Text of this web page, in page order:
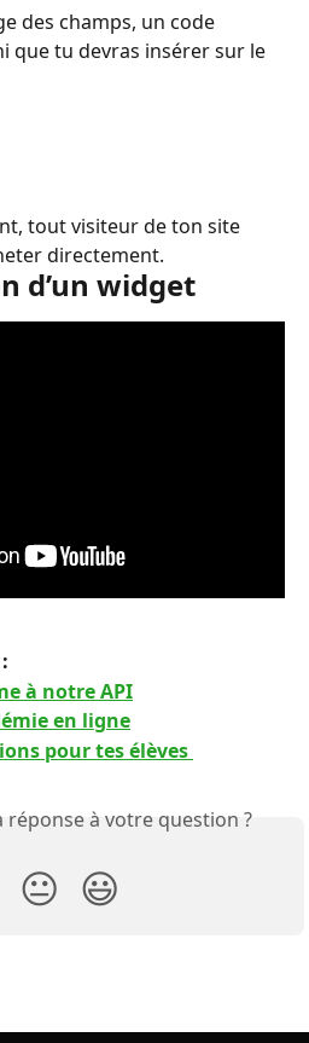
des champs, un code
que tu devras insérer sur le
tout visiteur de ton site
directement.
d’un widget
à notre API
en ligne
pour tes élèves
réponse à votre question ?
😐 😃